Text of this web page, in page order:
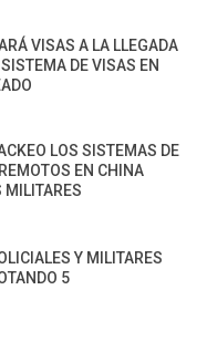
VISAS A LA LLEGADA
DE VISAS EN
LOS SISTEMAS DE
EN CHINA
MILITARES
Y MILITARES
5